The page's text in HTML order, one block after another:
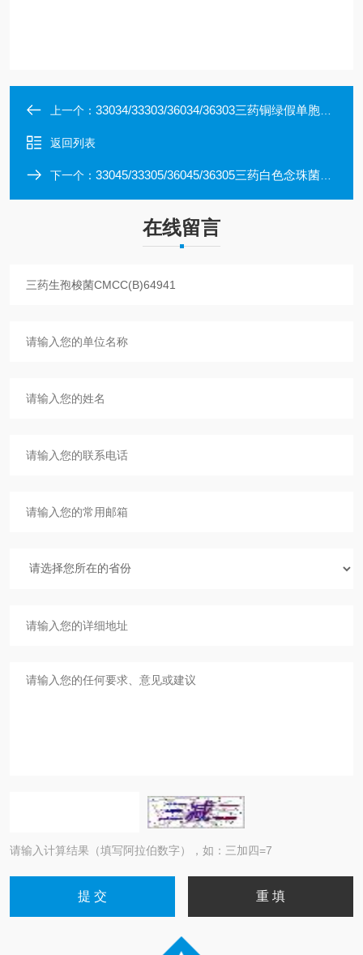
上一个： 33034/33303/36034/36303三药铜绿假单胞菌CMCC(B)10104
返回列表
下一个： 33045/33305/36045/36305三药白色念珠菌CMCC(F)98001
在线留言
请输入计算结果（填写阿拉伯数字），如：三加四=7